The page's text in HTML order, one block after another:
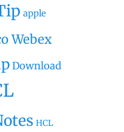
apple
Webex
Download
HCL